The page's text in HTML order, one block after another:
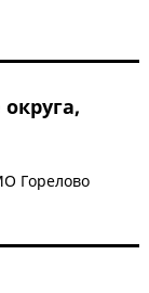
Горелово